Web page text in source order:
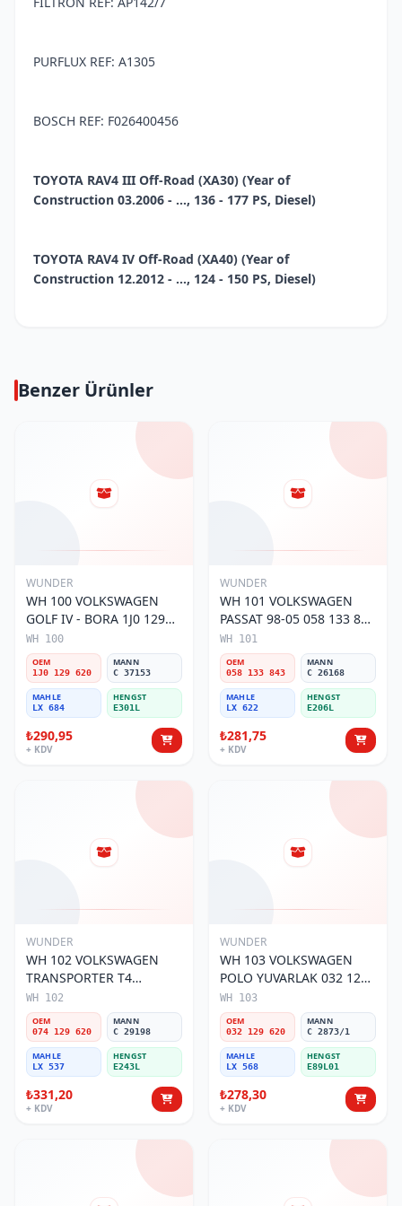
PURFLUX REF: A1305
BOSCH REF: F026400456
TOYOTA RAV4 III Off-Road (XA30) (Year of
Construction 03.2006 - ..., 136 - 177 PS, Diesel)
TOYOTA RAV4 IV Off-Road (XA40) (Year of
Construction 12.2012 - ..., 124 - 150 PS, Diesel)
Benzer Ürünler
WUNDER
WH 100 VOLKSWAGEN
GOLF IV - BORA 1J0 129
620 Hava Filtresi
WH 100
OEM
1J0 129 620
MANN
C 37153
MAHLE
LX 684
HENGST
E301L
₺290,95
+ KDV
WUNDER
WH 101 VOLKSWAGEN
PASSAT 98-05 058 133 843
Hava Filtresi
WH 101
OEM
058 133 843
MANN
C 26168
MAHLE
LX 622
HENGST
E206L
₺281,75
+ KDV
WUNDER
WH 102 VOLKSWAGEN
TRANSPORTER T4
(SÜNGERSiZ) 074 129 620
Hava Filtresi
WH 102
OEM
074 129 620
MANN
C 29198
MAHLE
LX 537
HENGST
E243L
₺331,20
+ KDV
WUNDER
WH 103 VOLKSWAGEN
POLO YUVARLAK 032 129
620 Hava Filtresi
WH 103
OEM
032 129 620
MANN
C 2873/1
MAHLE
LX 568
HENGST
E89L01
₺278,30
+ KDV